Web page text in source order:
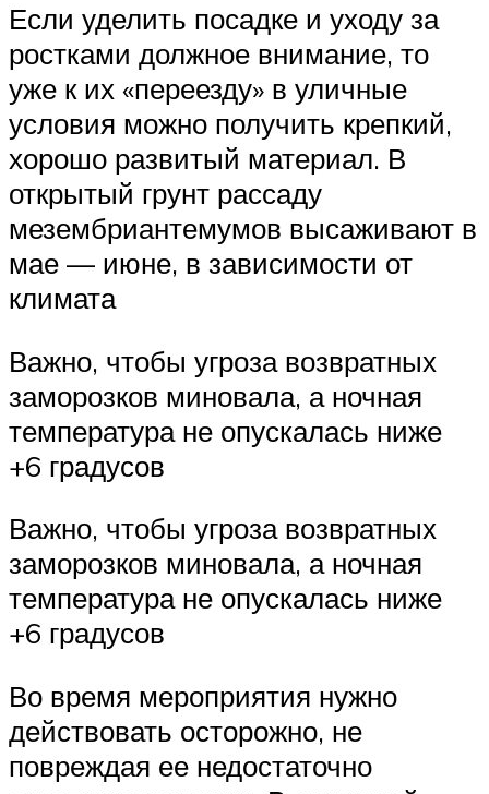
Если уделить посадке и уходу за
ростками должное внимание, то
уже к их «переезду» в уличные
условия можно получить крепкий,
хорошо развитый материал. В
открытый грунт рассаду
мезембриантемумов высаживают в
мае — июне, в зависимости от
климата
Важно, чтобы угроза возвратных
заморозков миновала, а ночная
температура не опускалась ниже
+6 градусов
Важно, чтобы угроза возвратных
заморозков миновала, а ночная
температура не опускалась ниже
+6 градусов
Во время мероприятия нужно
действовать осторожно, не
повреждая ее недостаточно